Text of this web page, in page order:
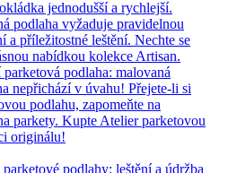
jednodušší a rychlejší.
podlaha vyžaduje pravidelnou
a příležitostné leštění. Nechte se
nabídkou kolekce Artisan.
podlaha: malovaná
nepřichází v úvahu! Přejete-li si
podlahu, zapomeňte na
parkety. Kupte Atelier parketovou
originálu!
podlahy: leštění a údržba